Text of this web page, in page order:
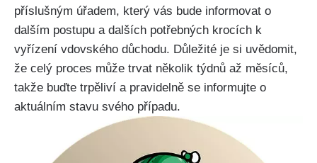
příslušným úřadem, který vás bude informovat o
dalším postupu a dalších potřebných krocích k
vyřízení vdovského důchodu. Důležité je si uvědomit,
že celý proces může trvat několik týdnů až měsíců,
takže buďte trpěliví a pravidelně se informujte o
aktuálním stavu svého případu.